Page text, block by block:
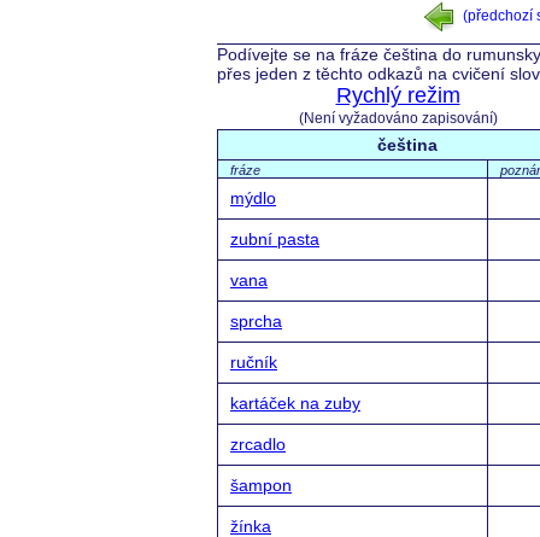
(předchozí
Podívejte se na fráze čeština do
přes jeden z těchto odkazů na cvičení
Rychlý režim
(Není vyžadováno zapisování)
čeština
fráze
mýdlo
zubní pasta
vana
sprcha
ručník
kartáček na zuby
zrcadlo
šampon
žínka